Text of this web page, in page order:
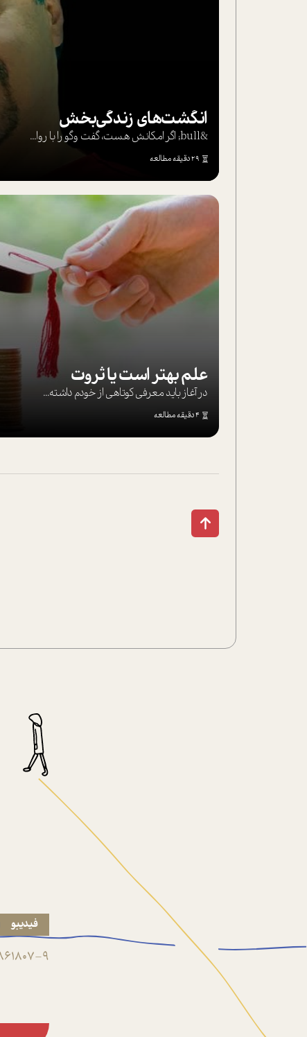
انگشت‌های‌ زندگی‌بخش
&bull; اگر امکانش هست، گفت وگو را با روا...
29 دقیقه مطالعه
علم بهتر است یا ثروت
در آغاز باید معرفی کوتاهی از خودم داشته...
4 دقیقه مطالعه
فیدیبو
9